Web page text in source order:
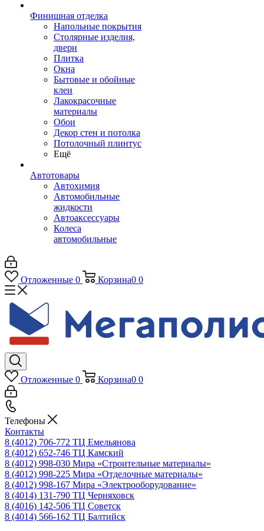
Финишная отделка
Напольные покрытия
Столярные изделия,
двери
Плитка
Окна
Бытовые и обойные
клеи
Лакокрасочные
материалы
Обои
Декор стен и потолка
Потолочный плинтус
Ещё
Автотовары
Автохимия
Автомобильные
жидкости
Автоаксессуары
Колеса
автомобильные
Отложенные 0 Корзина0 0
Отложенные 0 Корзина0 0
Телефоны
Контакты
8 (4012) 706-772 ТЦ Емельянова
8 (4012) 652-746 ТЦ Камский
8 (4012) 998-030 Мира «Строительные материалы»
8 (4012) 998-225 Мира «Отделочные материалы»
8 (4012) 998-167 Мира «Электрооборудование»
8 (4014) 131-790 ТЦ Черняховск
8 (4016) 142-506 ТЦ Советск
8 (4014) 566-162 ТЦ Балтийск